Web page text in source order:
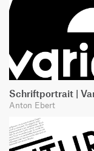
Schriftportrait |
Anton Ebert